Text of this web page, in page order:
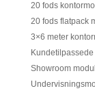
20 fods
20 fods flatpack
3×6 meter
Showroom modul